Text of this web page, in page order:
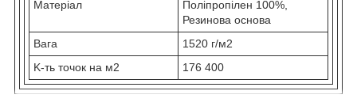
Матеріал
Поліпропілен 100%,
Резинова основа
Вага
1520 г/м2
K-ть точок на м2
176 400